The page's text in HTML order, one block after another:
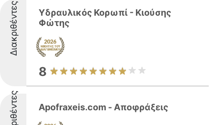
Διακριθέντες
Υδραυλικός Κορωπί - Κιούσης
Φώτης
8
Apofraxeis.com - Αποφράξεις